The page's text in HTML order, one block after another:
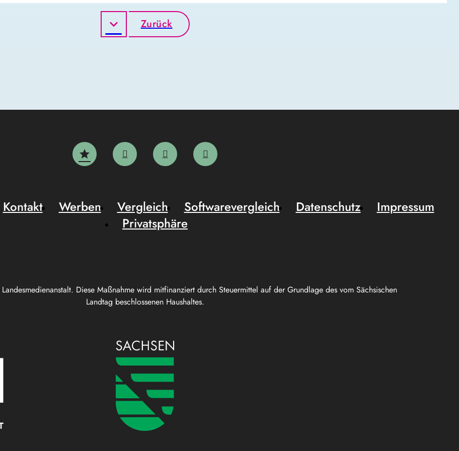
Zurück
Diese Maßnahme wird mitfinanziert durch Steuermittel auf der Grundlage des vom Sächsischen
Landtag beschlossenen Haushaltes.
Kontakt Werben Vergleich Softwarevergleich Datenschutz
Impressum
Privatsphäre